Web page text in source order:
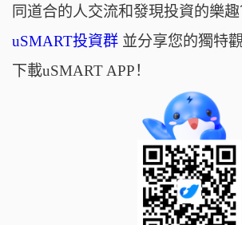
同道合的人交流和發現投資的樂
uSMART投資群並分享您的獨特
下載uSMART APP！